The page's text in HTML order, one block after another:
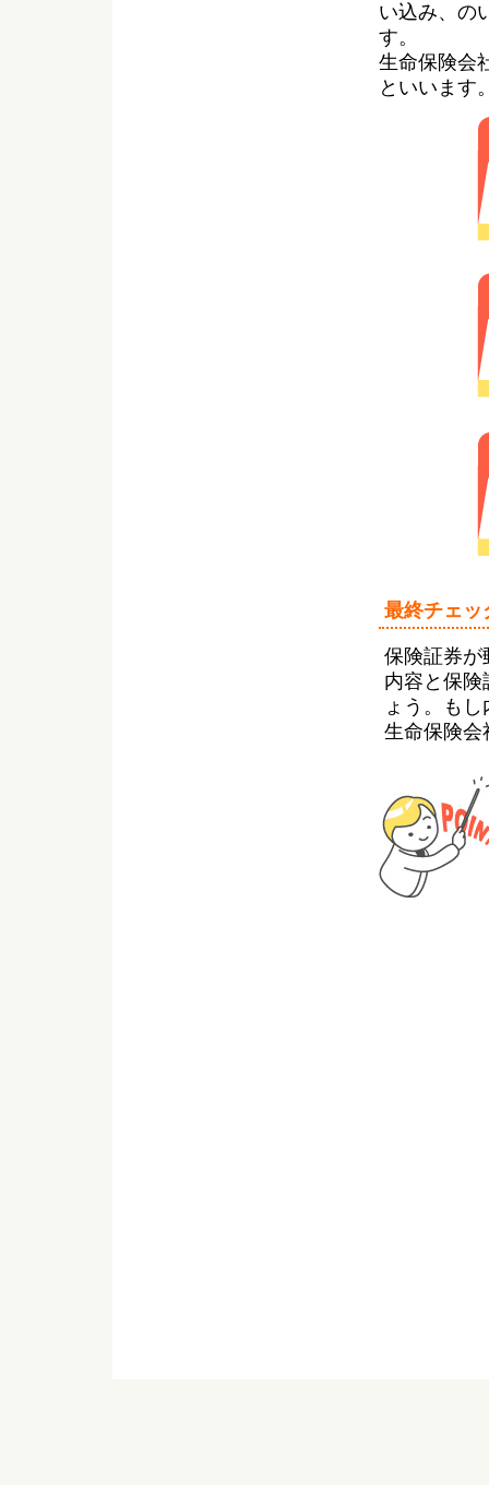
い込み、の
す。
生命保険会
といいます
最終チェッ
保険証券が
内容と保
ょう。も
生命保険会